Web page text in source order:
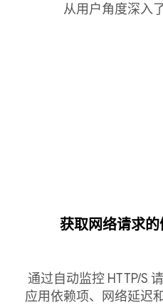
从用户角度深入
获取网络请求
通过自动监控 HTTP/S
应用依赖项、网络延迟